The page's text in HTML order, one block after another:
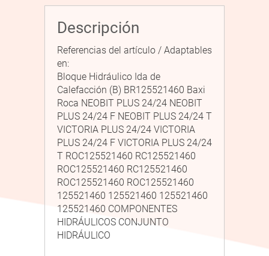
Descripción
Referencias del artículo / Adaptables
en:
Bloque Hidráulico Ida de
Calefacción (B) BR125521460 Baxi
Roca NEOBIT PLUS 24/24 NEOBIT
PLUS 24/24 F NEOBIT PLUS 24/24 T
VICTORIA PLUS 24/24 VICTORIA
PLUS 24/24 F VICTORIA PLUS 24/24
T ROC125521460 RC125521460
ROC125521460 RC125521460
ROC125521460 ROC125521460
125521460 125521460 125521460
125521460 COMPONENTES
HIDRÁULICOS CONJUNTO
HIDRÁULICO